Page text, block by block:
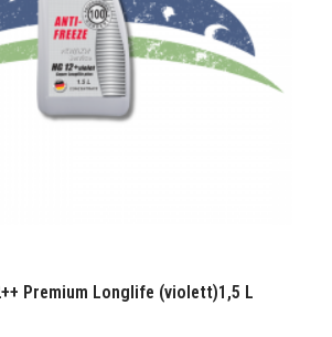
Premium Longlife (violett)1,5 L